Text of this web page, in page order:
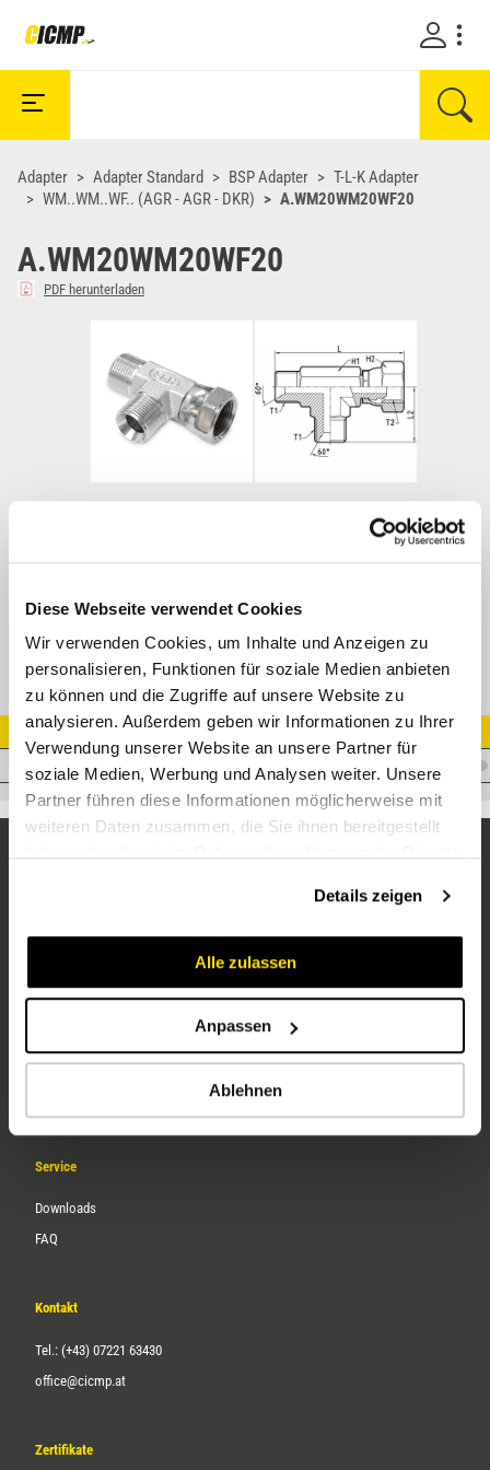
Diese Webseite verwendet Cookies
Wir verwenden Cookies, um Inhalte und Anzeigen zu
personalisieren, Funktionen für soziale Medien anbieten
zu können und die Zugriffe auf unsere Website zu
analysieren. Außerdem geben wir Informationen zu Ihrer
Verwendung unserer Website an unsere Partner für
soziale Medien, Werbung und Analysen weiter. Unsere
Partner führen diese Informationen möglicherweise mit
weiteren Daten zusammen, die Sie ihnen bereitgestellt
Details zeigen
Alle zulassen
Anpassen
Ablehnen
Adapter Adapter Standard BSP Adapter
T-L-K Adapter
WM..WM..WF.. (AGR - AGR - DKR)
A.WM20WM20WF20
A.WM20WM20WF20
PDF herunterladen
Artikel Nr.
A.WM20WM20WF20
Über uns
Service
Downloads
FAQ
Kontakt
Tel.: (+43) 07221 63430
office@cicmp.at
Zertifikate